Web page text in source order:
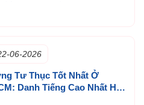
06-2026
Tư Thục Tốt Nhất Ở
Danh Tiếng Cao Nhất Hay